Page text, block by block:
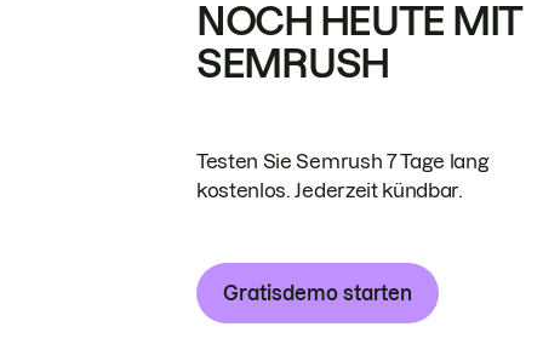
NOCH HEUTE MIT
SEMRUSH
Testen Sie Semrush 7 Tage lang
kostenlos. Jederzeit kündbar.
Gratisdemo starten